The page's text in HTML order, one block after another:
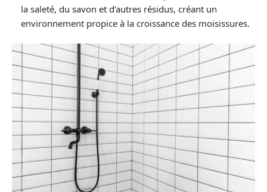
la saleté, du savon et d’autres résidus, créant un
environnement propice à la croissance des moisissures.